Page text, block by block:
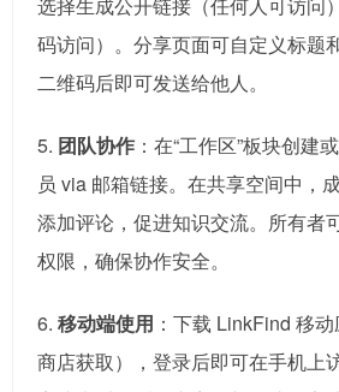
选择生成公开链接（任何人可访问
码访问）。分享页面可自定义标题
二维码后即可发送给他人。
5. 团队协作 ：在“工作区”板块创建
员 via 邮箱链接。在共享空间中，
添加评论，促进知识交流。所有者
权限，确保协作安全。
6. 移动端使用 ：下载 LinkFind 移
商店获取），登录后即可在手机上